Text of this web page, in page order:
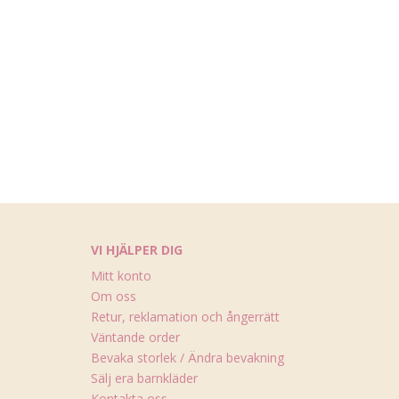
VI HJÄLPER DIG
Mitt konto
Om oss
Retur, reklamation och ångerrätt
Väntande order
Bevaka storlek / Ändra bevakning
Sälj era barnkläder